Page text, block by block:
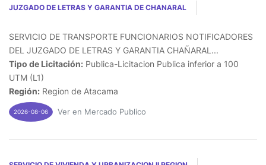
JUZGADO DE LETRAS Y GARANTIA DE CHANARAL
SERVICIO DE TRANSPORTE FUNCIONARIOS NOTIFICADORES
DEL JUZGADO DE LETRAS Y GARANTIA CHAÑARAL...
Tipo de Licitación: Publica-Licitacion Publica inferior a 100
UTM (L1)
Región: Region de Atacama
2026-08-06 Ver en Mercado Publico